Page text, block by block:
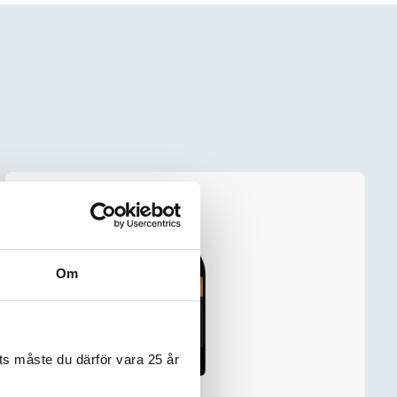
Om
måste du därför vara 25 år
vilket
optimal
fräschör,
2–5